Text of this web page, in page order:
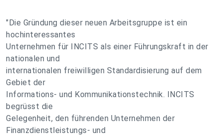
"Die Gründung dieser neuen Arbeitsgruppe ist ein
hochinteressantes
Unternehmen für INCITS als einer Führungskraft in der
nationalen und
internationalen freiwilligen Standardisierung auf dem
Gebiet der
Informations- und Kommunikationstechnik. INCITS
begrüsst die
Gelegenheit, den führenden Unternehmen der
Finanzdienstleistungs- und